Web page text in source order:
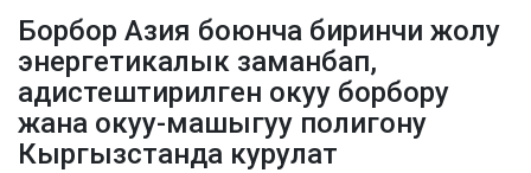
Борбор Азия боюнча биринчи жолу
энергетикалык заманбап,
адистештирилген окуу борбору
жана окуу-машыгуу полигону
Кыргызстанда курулат